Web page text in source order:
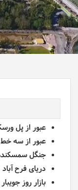
عبور از پل
عبور از سه
جنگل
دریای فرح آباد
بازار روز جویبار